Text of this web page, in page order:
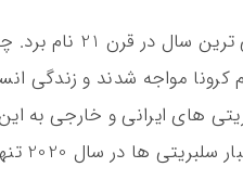
کرونا مواجه شدند و زندگی
های ایرانی و خارجی به
با این